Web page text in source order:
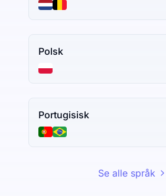
Polsk
Portugisisk
Se alle språk